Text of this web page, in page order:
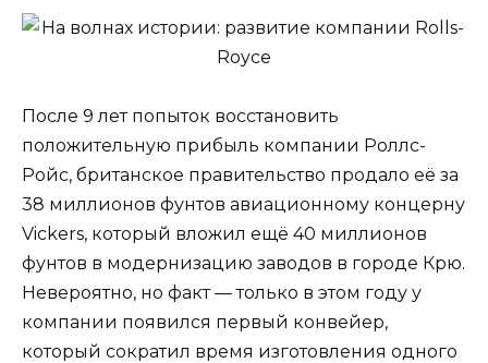
После 9 лет попыток восстановить
положительную прибыль компании Роллс-
Ройс, британское правительство продало её за
38 миллионов фунтов авиационному концерну
Vickers, который вложил ещё 40 миллионов
фунтов в модернизацию заводов в городе Крю.
Невероятно, но факт — только в этом году у
компании появился первый конвейер,
который сократил время изготовления одного